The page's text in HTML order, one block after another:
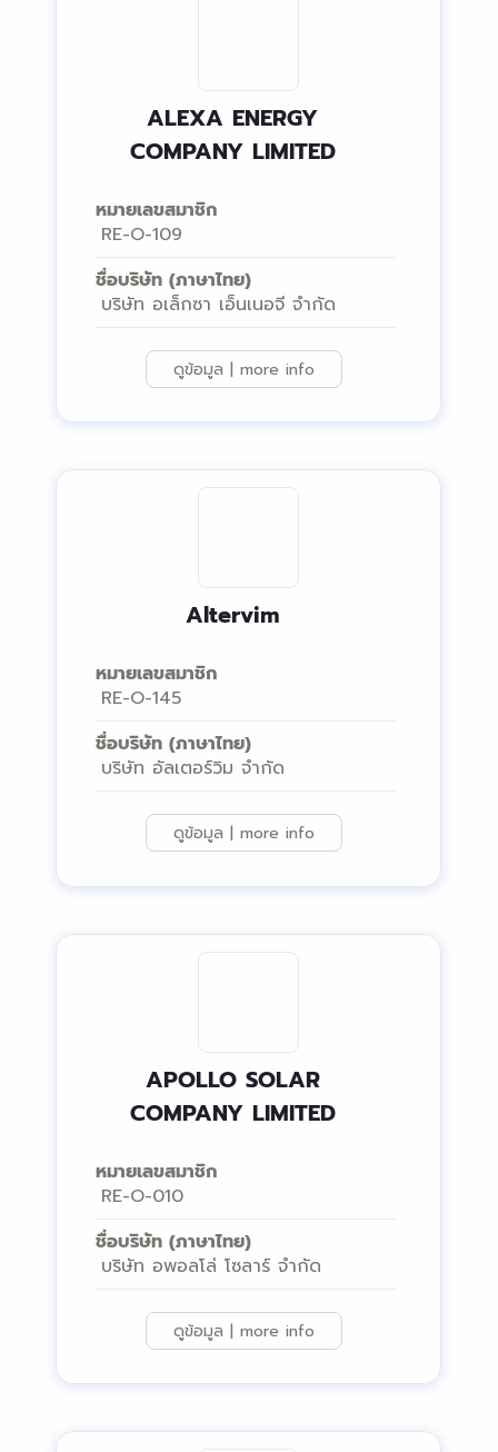
ALEXA ENERGY
COMPANY LIMITED
หมายเลขสมาชิก
RE-O-109
ชื่อบริษัท (ภาษาไทย)
บริษัท อเล็กซา เอ็นเนอจี จำกัด
ดูข้อมูล | more info
Altervim
หมายเลขสมาชิก
RE-O-145
ชื่อบริษัท (ภาษาไทย)
บริษัท อัลเตอร์วิม จำกัด
ดูข้อมูล | more info
APOLLO SOLAR
COMPANY LIMITED
หมายเลขสมาชิก
RE-O-010
ชื่อบริษัท (ภาษาไทย)
บริษัท อพอลโล่ โซลาร์ จำกัด
ดูข้อมูล | more info